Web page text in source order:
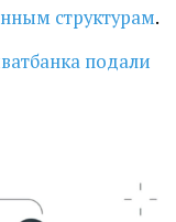
структурам.
подали